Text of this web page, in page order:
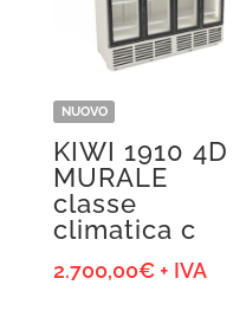
NUOVO
KIWI 1910
MURALE
classe
climatica c
2.700,00€ + IVA